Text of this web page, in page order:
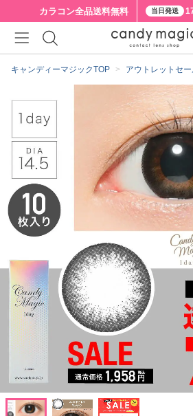
カラコン全品送料無料 当日発送
キャンディーマジックTOP アウトレットセ
クーポン詳細